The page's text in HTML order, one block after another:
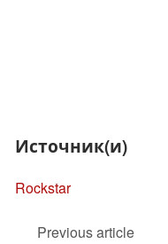
Источник(и)
Rockstar
Previous article